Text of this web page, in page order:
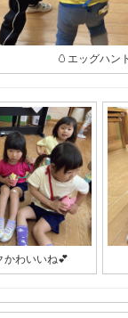
🥚エッグハン
かわいいね💕